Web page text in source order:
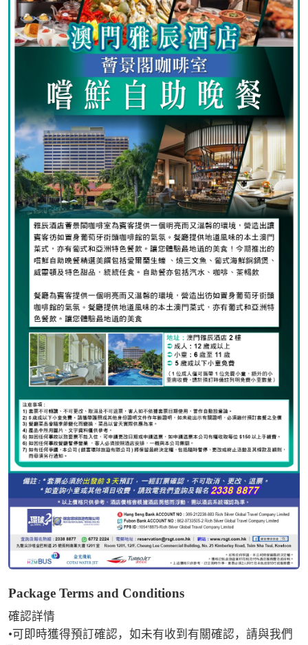
Package Terms and Conditions
確認詳情
•可即時獲得預訂確認，如未有收到有關確認，請與我們